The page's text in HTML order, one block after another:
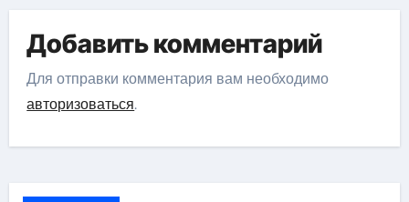
Добавить комментарий
Для отправки комментария вам необходимо
авторизоваться.